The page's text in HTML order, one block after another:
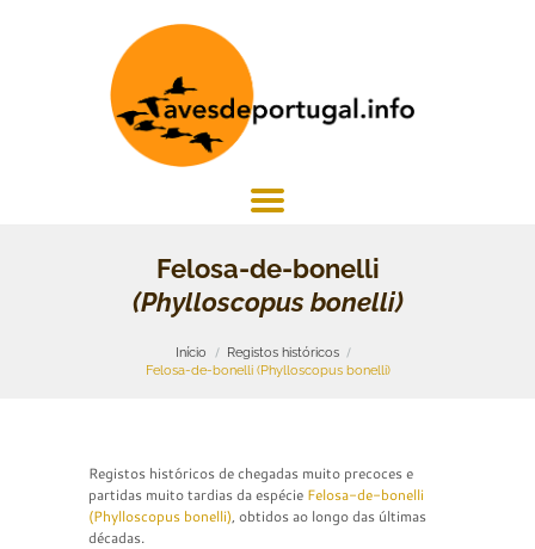
Felosa-de-bonelli
(Phylloscopus bonelli)
Início
Registos históricos
Felosa-de-bonelli (Phylloscopus bonelli)
Registos históricos de chegadas muito precoces e
partidas muito tardias da espécie Felosa-de-bonelli
(Phylloscopus bonelli), obtidos ao longo das últimas
décadas.